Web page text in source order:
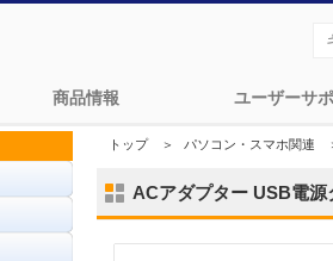
商品情報 ユーザーサ
トップ＞ パソコン・スマホ関連
ACアダプター USB電